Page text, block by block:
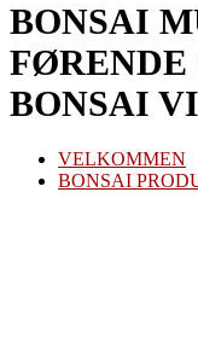
BONSAI
FØRENDE
BONSAI
VELKOMMEN
BONSAI